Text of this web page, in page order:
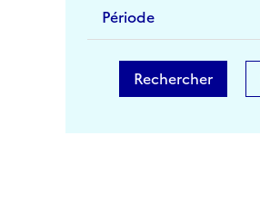
Période
Rechercher